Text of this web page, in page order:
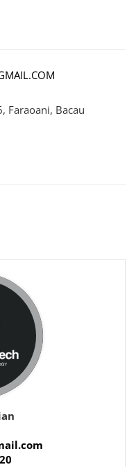
Faraoani, Bacau